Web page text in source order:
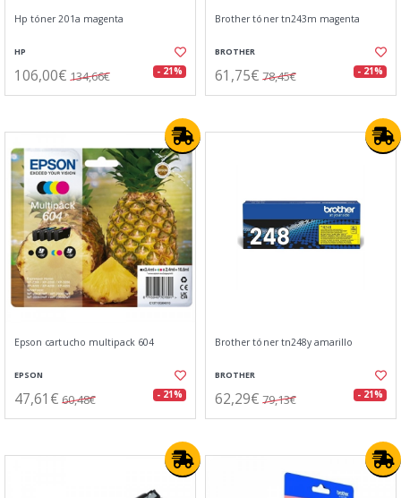
Hp tóner 201a magenta
HP
106,00€ 134,66€ - 21%
Brother tóner tn243m magenta
BROTHER
61,75€ 78,45€ - 21%
Epson cartucho multipack 604
EPSON
47,61€ 60,48€ - 21%
Brother tóner tn248y amarillo
BROTHER
62,29€ 79,13€ - 21%